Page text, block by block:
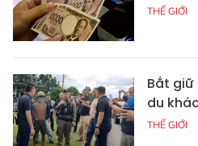
THẾ GIỚI
Bắt giữ
du
THẾ GIỚI